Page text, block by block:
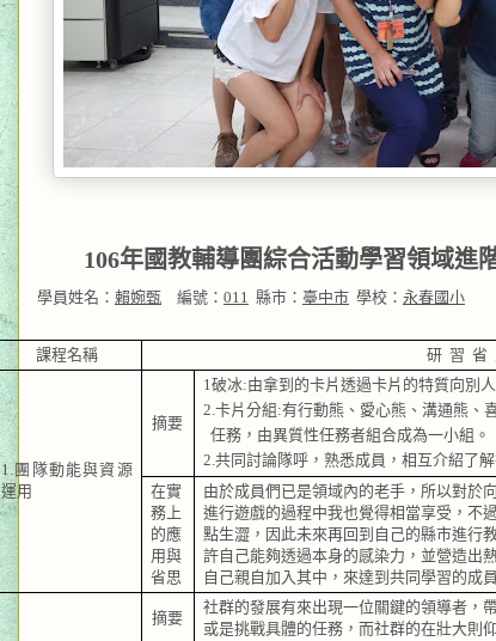
106年國教輔導團綜合活動學習領域進
學員姓名： 賴婉甄 編號： 011 縣市： 臺中市 學校： 永春國小
課程名稱 研 習 省
1.團隊動能與資源
運用
摘要
1破冰:由拿到的卡片透過卡片的特質向別
2.卡片分組 :有行動熊、愛心熊、溝通熊、
任務，由異質性任務者組合成為一小組。
2.共同討論隊呼，熟悉成員，相互介紹了
在實
務上
的應
用與
省思
由於成員們已是領域內的老手，所以對於
進行遊戲的過程中我也覺得相當享受，不
點生澀，因此未來再回到自己的縣市進行
許自己能夠透過本身的感染力，並營造出
自己親自加入其中，來達到共同學習的成
摘要
社群的發展有來出現一位關鍵的領導者，
或是挑戰具體的任務，而社群的在壯大則